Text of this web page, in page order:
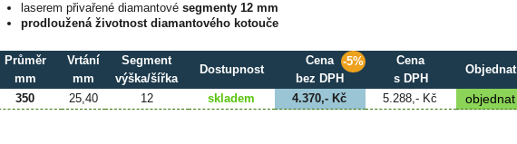
laserem přivařené diamantovésegmenty 12 mm
prodloužená životnost diamantového kotouče
Průměr
mm
Vrtání
mm
Segment
výška/šířka
Dostupnost
Cena
bez DPH
-5%
Cena
s DPH
Objednat
350 25,40 12 skladem 4.370,- Kč 5.288,- Kč